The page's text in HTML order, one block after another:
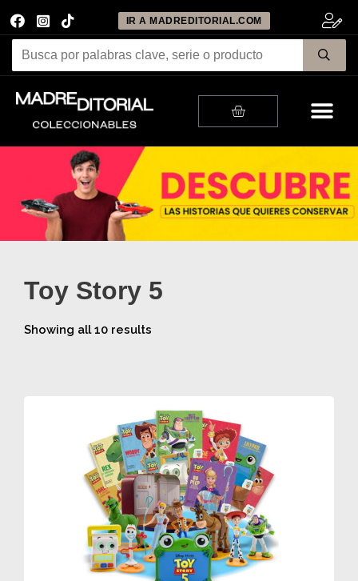
IR A MADREDITORIAL.COM
Cart
Toy Story 5
Showing all 10 results